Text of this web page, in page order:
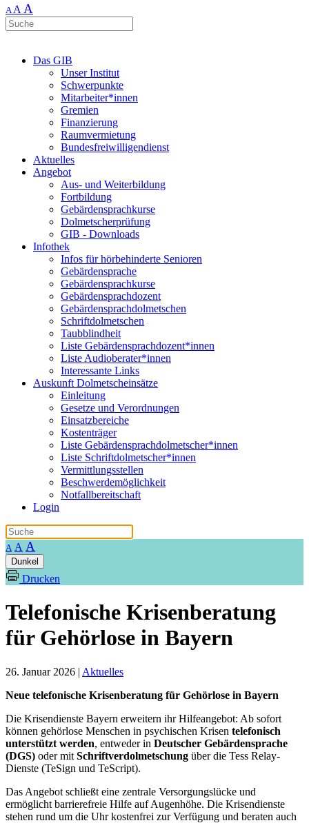
AA A
Das GIB
Unser Institut
Schwerpunkte
Mitarbeiter*innen
Gremien
Finanzierung
Raumvermietung
Bundesfreiwilligendienst
Aktuelles
Angebot
Aus- und Weiterbildung
Fortbildung
Gebärdensprachkurse
Dolmetscherprüfung
GIB - Downloads
Infothek
Infos für hörbehinderte Senioren
Gebärdensprache
Gebärdensprachkurse
Gebärdensprachdozent
Gebärdensprachdolmetschen
Schriftdolmetschen
Taubblindheit
Liste Gebärdensprachdozent*innen
Liste Audioberater*innen
Interessante Links
Auskunft Dolmetscheinsätze
Einleitung
Gesetze und Verordnungen
Einsatzbereiche
Kostenträger
Liste Gebärdensprachdolmetscher*innen
Liste Schriftdolmetscher*innen
Vermittlungsstellen
Beschwerdemöglichkeit
Notfallbereitschaft
Login
A A A
Dunkel
Drucken
Telefonische Krisenberatung
für Gehörlose in Bayern
26. Januar 2026 | Aktuelles
Neue telefonische Krisenberatung für Gehörlose in Bayern
Die Krisendienste Bayern erweitern ihr Hilfeangebot: Ab sofort
können gehörlose Menschen in psychischen Krisen telefonisch
unterstützt werden, entweder in Deutscher Gebärdensprache
(DGS) oder mit Schriftverdolmetschung über die Tess Relay-
Dienste (TeSign und TeScript).
Das Angebot schließt eine zentrale Versorgungslücke und
ermöglicht barrierefreie Hilfe auf Augenhöhe. Die Krisendienste
stehen rund um die Uhr kostenfrei zur Verfügung und beraten auch